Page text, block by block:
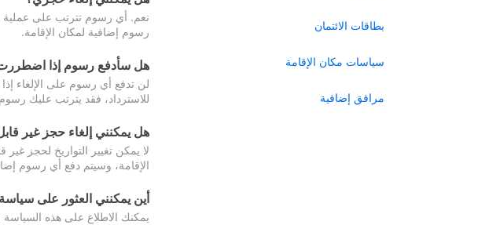
بطاقات الائتمان
سياسات مكان الإقامة
مرافق إضافية
نعم. أي رسوم تترتب على عملية
رسوم إضافية لمكان الإقامة.
هل سأدفع رسوم إذا
لن تدفع أي رسوم على الإلغاء
للاسترداد، فقد يترتب عليك
هل يمكنني إلغاء حجز غير
لا يمكن تغيير التواريخ لحجز
الإقامة، وسيتم دفع أي رسوم
أين يمكنني العثور على
يمكنك الاطلاع على هذه السياسة